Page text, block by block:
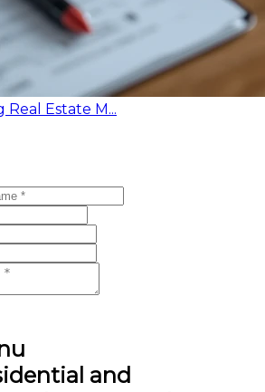
Estate M...
and